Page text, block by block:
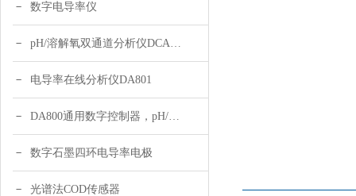
数字电导率仪
pH/溶解氧双通道分析仪DCA120
电导率在线分析仪DA801
DA800通用数字控制器，pH/DO/ORP多参数
数字石墨四环电导率电极
光谱法COD传感器